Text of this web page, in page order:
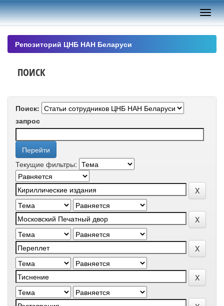
Skip
navigation
Репозиторий ЦНБ НАН Беларуси
ПОИСК
Поиск:
запрос
Текущие фильтры: